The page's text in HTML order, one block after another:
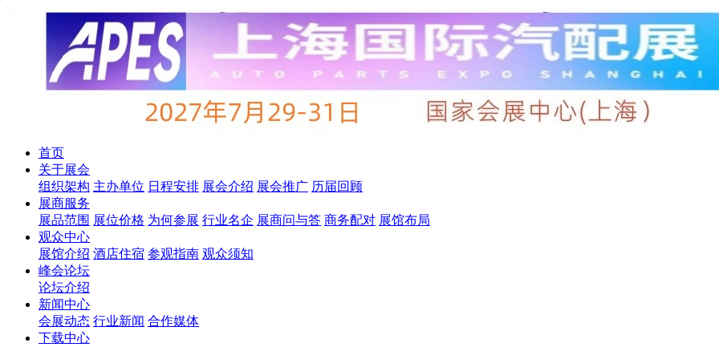
首页
关于展会
组织架构 主办单位 日程安排 展会介绍 展会推广 历届回顾
展商服务
展品范围 展位价格 为何参展 行业名企 展商问与答 商务配对 展馆布局
观众中心
展馆介绍 酒店住宿 参观指南 观众须知
峰会论坛
论坛介绍
新闻中心
会展动态 行业新闻 合作媒体
下载中心